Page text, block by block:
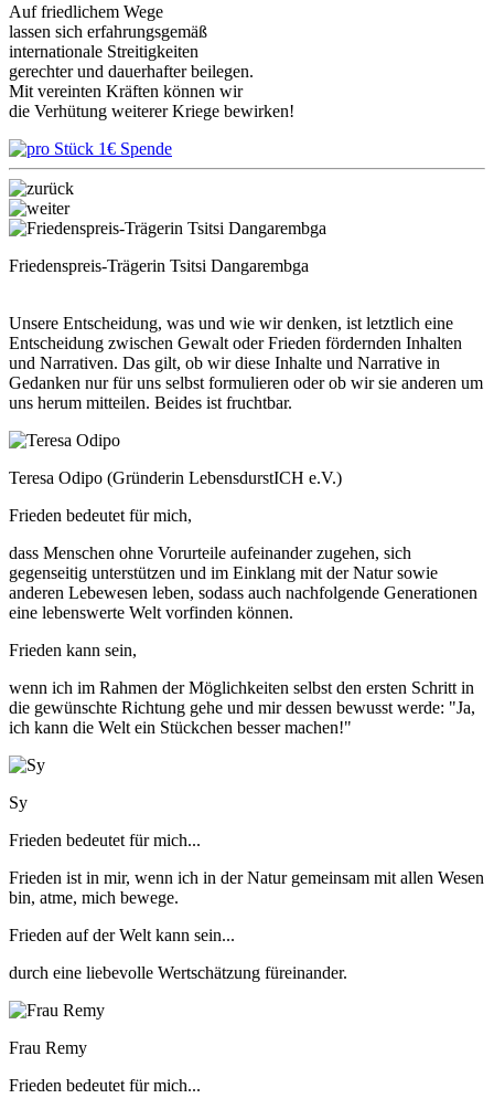
Auf friedlichem Wege
lassen sich erfahrungsgemäß
internationale Streitigkeiten
gerechter und dauerhafter beilegen.
Mit vereinten Kräften können wir
die Verhütung weiterer Kriege bewirken!
Friedenspreis-Trägerin Tsitsi Dangarembga
Unsere Entscheidung, was und wie wir denken, ist letztlich eine
Entscheidung zwischen Gewalt oder Frieden fördernden Inhalten
und Narrativen. Das gilt, ob wir diese Inhalte und Narrative in
Gedanken nur für uns selbst formulieren oder ob wir sie anderen um
uns herum mitteilen. Beides ist fruchtbar.
Teresa Odipo (Gründerin LebensdurstICH e.V.)
Frieden bedeutet für mich,
dass Menschen ohne Vorurteile aufeinander zugehen, sich
gegenseitig unterstützen und im Einklang mit der Natur sowie
anderen Lebewesen leben, sodass auch nachfolgende Generationen
eine lebenswerte Welt vorfinden können.
Frieden kann sein,
wenn ich im Rahmen der Möglichkeiten selbst den ersten Schritt in
die gewünschte Richtung gehe und mir dessen bewusst werde: "Ja,
ich kann die Welt ein Stückchen besser machen!"
Sy
Frieden bedeutet für mich...
Frieden ist in mir, wenn ich in der Natur gemeinsam mit allen Wesen
bin, atme, mich bewege.
Frieden auf der Welt kann sein...
durch eine liebevolle Wertschätzung füreinander.
Frau Remy
Frieden bedeutet für mich...